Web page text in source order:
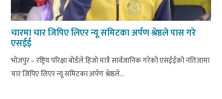
चारमा चार जिपिए लिएर न्यू समिटका अर्पण श्रेष्ठले पास गरे
एसईई
भोजपुर – रष्ट्रिय परिक्षा बोर्डले हिजो मात्रै सार्वजानिक गरेको एसईईको नतिजामा
चार जिपिए लिएर न्यू समिटका अर्पण श्रेष्ठले...